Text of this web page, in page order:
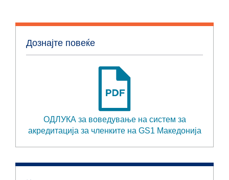
Дознајте повеќе
ОДЛУКА за воведување на систем за
акредитација за членките на GS1 Македонија